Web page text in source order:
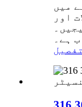
میں
اور
ہے۔
تفصیل